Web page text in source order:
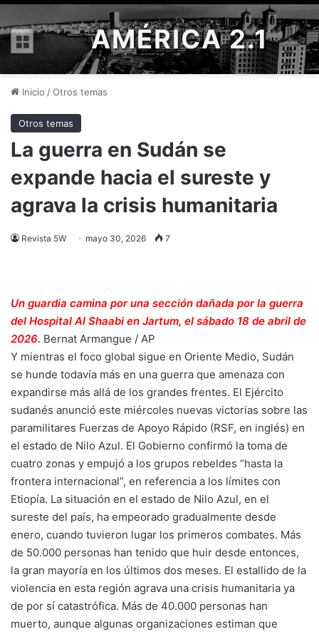
Menú AMÉRICA 2.1
Inicio /Otros temas
Otros temas
La guerra en Sudán se
expande hacia el sureste y
agrava la crisis humanitaria
Revista 5W mayo 30, 2026 7
Un guardia camina por una sección dañada por la guerra
del Hospital Al Shaabi en Jartum, el sábado 18 de abril de
2026. Bernat Armangue / AP
Y mientras el foco global sigue en Oriente Medio, Sudán
se hunde todavía más en una guerra que amenaza con
expandirse más allá de los grandes frentes. El Ejército
sudanés anunció este miércoles nuevas victorias sobre las
paramilitares Fuerzas de Apoyo Rápido (RSF, en inglés) en
el estado de Nilo Azul. El Gobierno confirmó la toma de
cuatro zonas y empujó a los grupos rebeldes “hasta la
frontera internacional”, en referencia a los límites con
Etiopía. La situación en el estado de Nilo Azul, en el
sureste del país, ha empeorado gradualmente desde
enero, cuando tuvieron lugar los primeros combates. Más
de 50.000 personas han tenido que huir desde entonces,
la gran mayoría en los últimos dos meses. El estallido de la
violencia en esta región agrava una crisis humanitaria ya
de por sí catastrófica. Más de 40.000 personas han
muerto, aunque algunas organizaciones estiman que